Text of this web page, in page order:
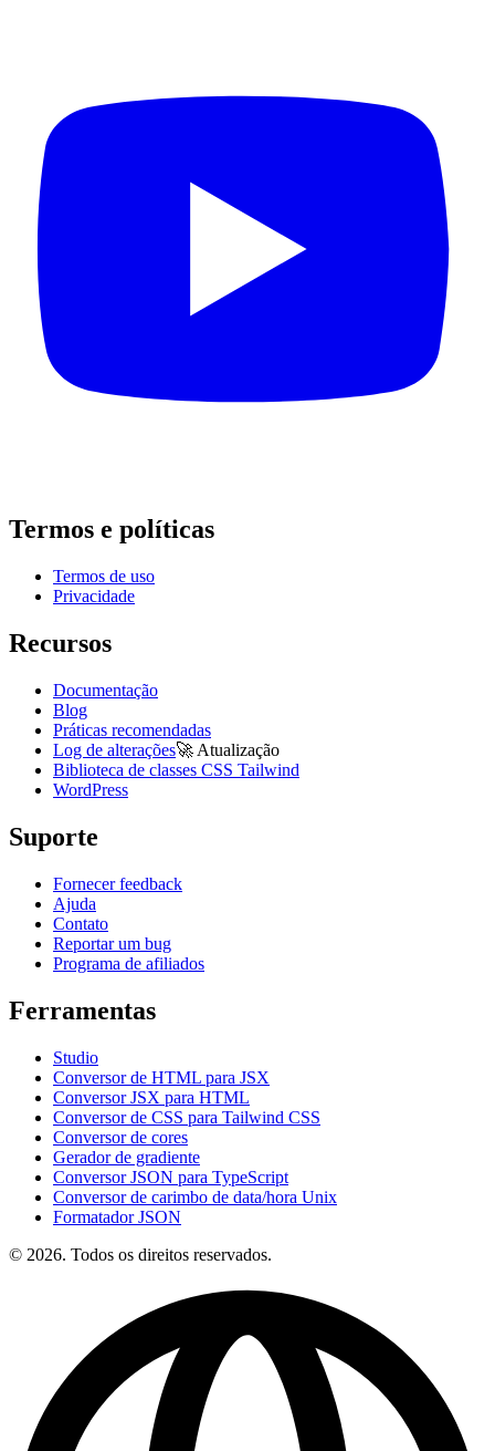
Termos e políticas
Termos de uso
Privacidade
Recursos
Documentação
Blog
Práticas recomendadas
Log de alterações🚀 Atualização
Biblioteca de classes CSS Tailwind
WordPress
Suporte
Fornecer feedback
Ajuda
Contato
Reportar um bug
Programa de afiliados
Ferramentas
Studio
Conversor de HTML para JSX
Conversor JSX para HTML
Conversor de CSS para Tailwind CSS
Conversor de cores
Gerador de gradiente
Conversor JSON para TypeScript
Conversor de carimbo de data/hora Unix
Formatador JSON
© 2026. Todos os direitos reservados.